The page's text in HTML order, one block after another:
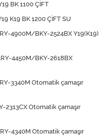
BK 1100 ÇİFT
K19 BK 1200 ÇİFT SU
4900M/BKY-2524BX Y19(K19)
4450M/BKY-2618BX
3340M Otomatik çamaşır
2313CX Otomatik çamaşır
4340M Otomatik çamaşır